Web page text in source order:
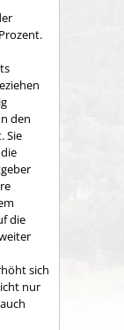
den
Sie
die
sich
nur